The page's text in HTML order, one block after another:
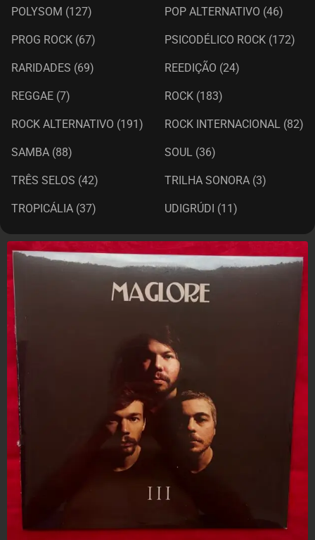
POLYSOM (127) POP ALTERNATIVO (46)
PROG ROCK (67) PSICODÉLICO ROCK (172)
RARIDADES (69) REEDIÇÃO (24)
REGGAE (7) ROCK (183)
ROCK ALTERNATIVO (191) ROCK INTERNACIONAL (82)
SAMBA (88) SOUL (36)
TRÊS SELOS (42) TRILHA SONORA (3)
TROPICÁLIA (37) UDIGRÚDI (11)